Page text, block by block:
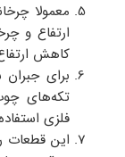
معمولا
ارتفاع و
کاهش
برای
تکه‌های
فلزی
این قطعات